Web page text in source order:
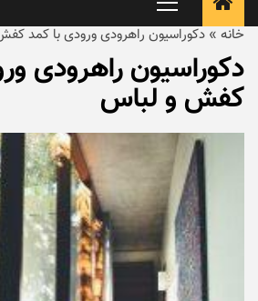
منوی
اصلی
خانه » دکوراسیون راهرودی ورودی با کمد
دکوراسیون راهرودی
کفش و لباس